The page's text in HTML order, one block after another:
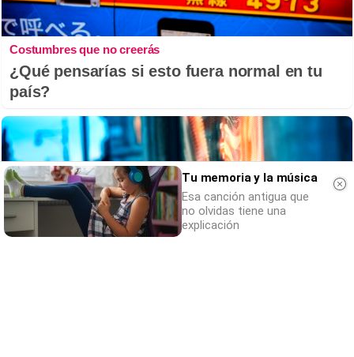
Costumbres que no creerás
¿Qué pensarías si esto fuera normal en tu
país?
Tu memoria y la música
Esa canción antigua que
no olvidas tiene una
explicación